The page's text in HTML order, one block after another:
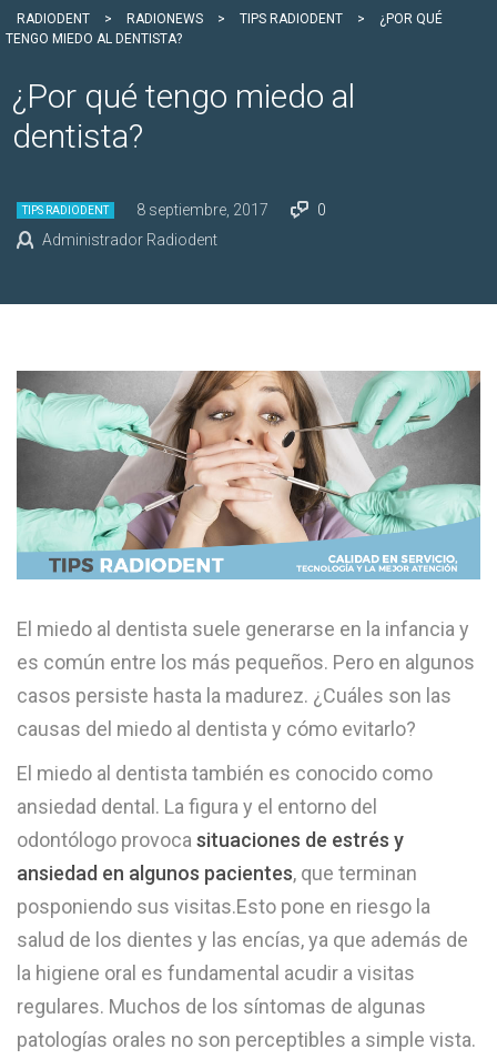
RADIODENT > RADIONEWS > TIPS RADIODENT >
¿POR QUÉ
TENGO MIEDO AL DENTISTA?
¿Por qué tengo miedo al
dentista?
TIPS RADIODENT 8 septiembre, 2017
0
Administrador Radiodent
El miedo al dentista suele generarse en la infancia y
es común entre los más pequeños. Pero en algunos
casos persiste hasta la madurez. ¿Cuáles son las
causas del miedo al dentista y cómo evitarlo?
El miedo al dentista también es conocido como
ansiedad dental. La figura y el entorno del
odontólogo provoca situaciones de estrés y
ansiedad en algunos pacientes, que terminan
posponiendo sus visitas.Esto pone en riesgo la
salud de los dientes y las encías, ya que además de
la higiene oral es fundamental acudir a visitas
regulares. Muchos de los síntomas de algunas
patologías orales no son perceptibles a simple vista.